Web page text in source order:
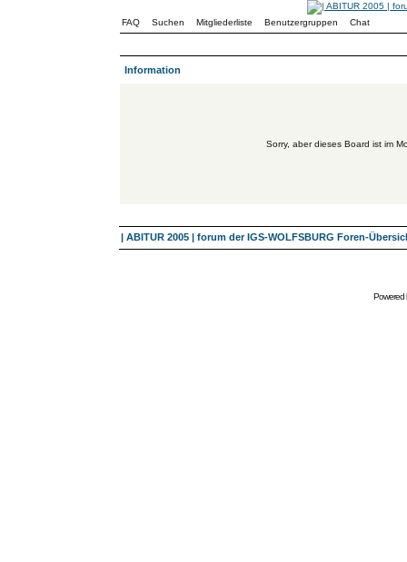
FAQ Suchen Mitgliederliste Benutzergruppen Chat
Information
Sorry, aber dieses Board ist im
| ABITUR 2005 | forum der IGS-WOLFSBURG Foren-
Powered